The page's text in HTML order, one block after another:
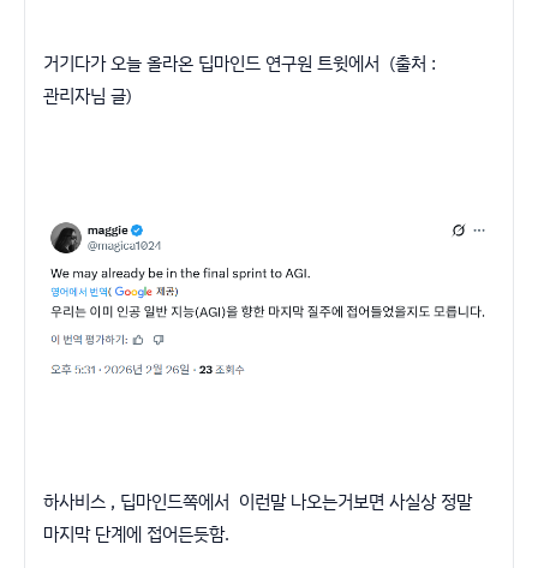
거기다가 오늘 올라온 딥마인드 연구원 트윗에서 (출처 :
관리자님 글)
하사비스 , 딥마인드쪽에서 이런말 나오는거보면 사실상 정말
마지막 단계에 접어든듯함.